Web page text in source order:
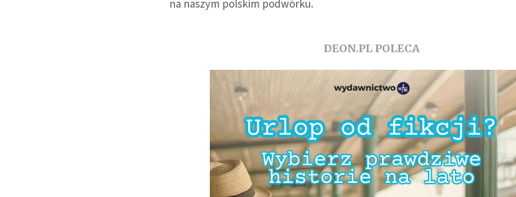
na naszym polskim podwórku.
DEON.PL POLECA